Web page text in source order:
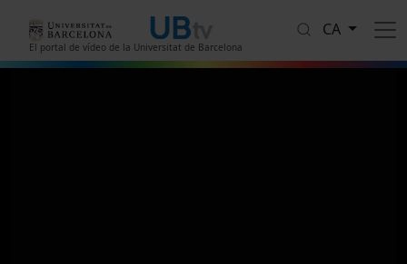
El portal de vídeo de la Universitat de Barcelona
CA